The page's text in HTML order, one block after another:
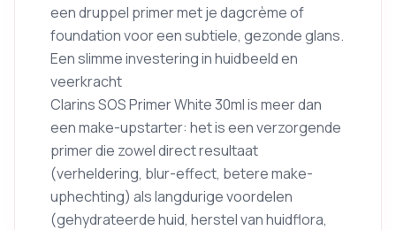
een druppel primer met je dagcrème of
foundation voor een subtiele, gezonde glans.
Een slimme investering in huidbeeld en
veerkracht
Clarins SOS Primer White 30ml is meer dan
een make-upstarter: het is een verzorgende
primer die zowel direct resultaat
(verheldering, blur-effect, betere make-
uphechting) als langdurige voordelen
(gehydrateerde huid, herstel van huidflora,